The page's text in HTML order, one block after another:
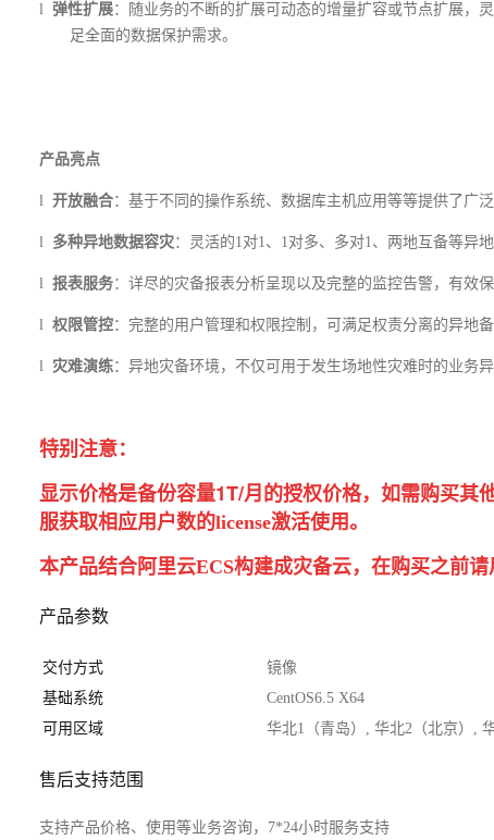
l 弹性扩展：随业务的不断的扩展可动态的增量扩容或节点扩展，
足全面的数据保护需求。
产品亮点
l 开放融合：基于不同的操作系统、数据库主机应用等等提供了广
l 多种异地数据容灾：灵活的1对1、1对多、多对1、两地互备等异
l 报表服务：详尽的灾备报表分析呈现以及完整的监控告警，有效
l 权限管控：完整的用户管理和权限控制，可满足权责分离的异地备
l 灾难演练：异地灾备环境，不仅可用于发生场地性灾难时的业务
特别注意：
显示价格是备份容量1T/月的授权价格，如需购买其
服获取相应用户数的license激活使用。
本产品结合阿里云ECS构建成灾备云，在购买之前
产品参数
交付方式
镜像
基础系统
CentOS6.5 X64
可用区域
华北1（青岛）, 华北2（北京）,
售后支持范围
支持产品价格、使用等业务咨询，7*24小时服务支持